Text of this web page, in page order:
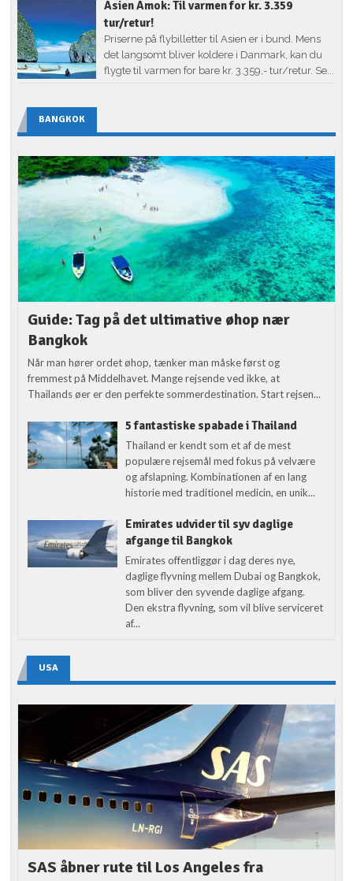
Asien Amok: Til varmen for kr. 3.359
tur/retur!
Priserne på flybilletter til Asien er i bund. Mens
det langsomt bliver koldere i Danmark, kan du
flygte til varmen for bare kr. 3.359,- tur/retur. Se...
BANGKOK
Guide: Tag på det ultimative øhop nær
Bangkok
Når man hører ordet øhop, tænker man måske først og
fremmest på Middelhavet. Mange rejsende ved ikke, at
Thailands øer er den perfekte sommerdestination. Start rejsen...
5 fantastiske spabade i Thailand
Thailand er kendt som et af de mest
populære rejsemål med fokus på velvære
og afslapning. Kombinationen af en lang
historie med traditionel medicin, en unik...
Emirates udvider til syv daglige
afgange til Bangkok
Emirates offentliggør i dag deres nye,
daglige flyvning mellem Dubai og Bangkok,
som bliver den syvende daglige afgang.
Den ekstra flyvning, som vil blive serviceret
af...
USA
SAS åbner rute til Los Angeles fra